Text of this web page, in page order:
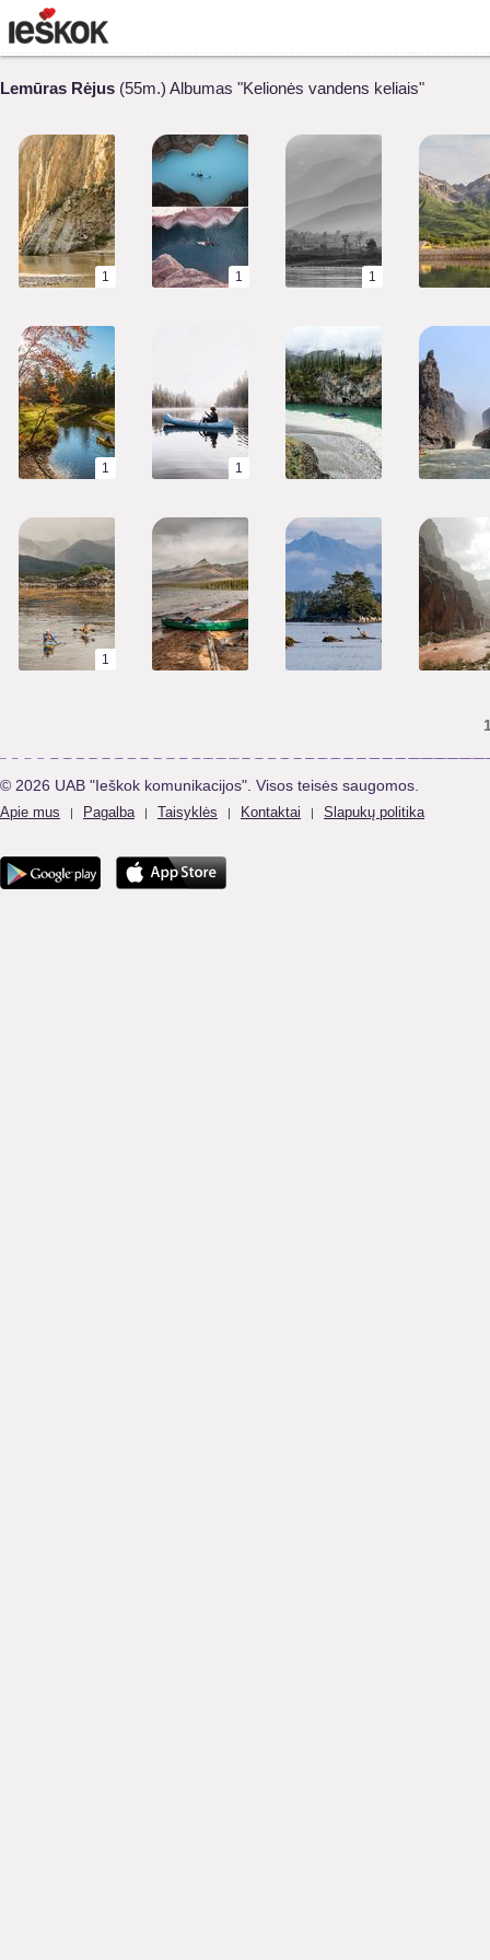
Lemūras Rėjus (55m.) Albumas "Kelionės vandens keliais"
1 1 1
1 1
1
© 2026 UAB "Ieškok komunikacijos". Visos teisės saugomos.
Apie mus | Pagalba | Taisyklės | Kontaktai | Slapukų politika